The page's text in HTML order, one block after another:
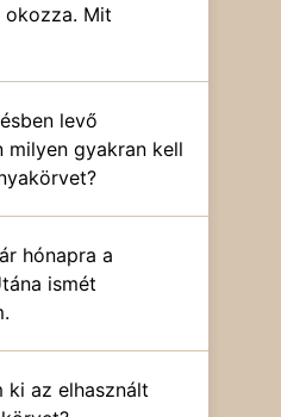
Mit
levő
milyen gyakran kell
hónapra a
ismét
ki az elhasznált